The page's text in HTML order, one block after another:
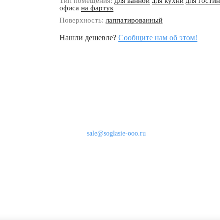
офиса на фартук
Поверхность: лаппатированный
Нашли дешевле? Сообщите нам об этом!
sale@soglasie-ooo.ru